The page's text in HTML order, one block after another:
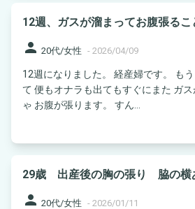
12週、ガスが溜まってお腹張る
person 20代/女性 - 2026/04/09
12週になりました。 経産婦です。 もうガスが溜まりまくっ
て 便もオナラも出てもすぐにまた ガ
ゃ お腹が張ります。 すん...
29歳 出産後の胸の張り 脇の横
person 20代/女性 - 2026/01/11